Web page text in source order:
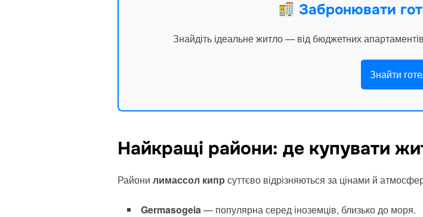
Забронювати
Знайдіть ідеальне житло — від бюджетних
Знайти
Найкращі райони: де купувати
Райони лимассол кипр суттєво відрізняються за цінами й
Germasogeia— популярна серед іноземців, близько до моря.